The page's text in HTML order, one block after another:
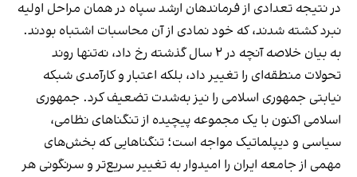
در نتیجه تعدادی از فرماندهان ارشد سپاه در همان مراحل اولیه
نبرد کشته شدند، که خود نمادی از آن محاسبات اشتباه بودند.
به بیان خلاصه آنچه در ۲ سال گذشته رخ داد، نه‌تنها روند
تحولات منطقه‌ای را تغییر داد، بلکه اعتبار و کارآمدی شبکه
نیابتی جمهوری اسلامی را نیز به‌شدت تضعیف کرد. جمهوری
اسلامی اکنون با یک مجموعه پیچیده از تنگناهای نظامی،
سیاسی و دیپلماتیک مواجه است؛ تنگناهایی که بخش‌های
مهمی از جامعه ایران را امیدوار به تغییر سریع‌تر و سرنگونی هر